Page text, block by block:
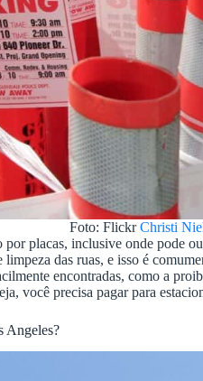
Foto: FlickrChristi
placas, inclusive onde pode
das ruas, e isso é
encontradas, como a
você precisa pagar para
Angeles?